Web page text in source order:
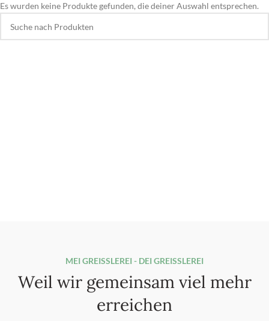
Es wurden keine Produkte gefunden, die deiner Auswahl entsprechen.
MEI GREISSLEREI - DEI GREISSLEREI
Weil wir gemeinsam viel mehr
erreichen